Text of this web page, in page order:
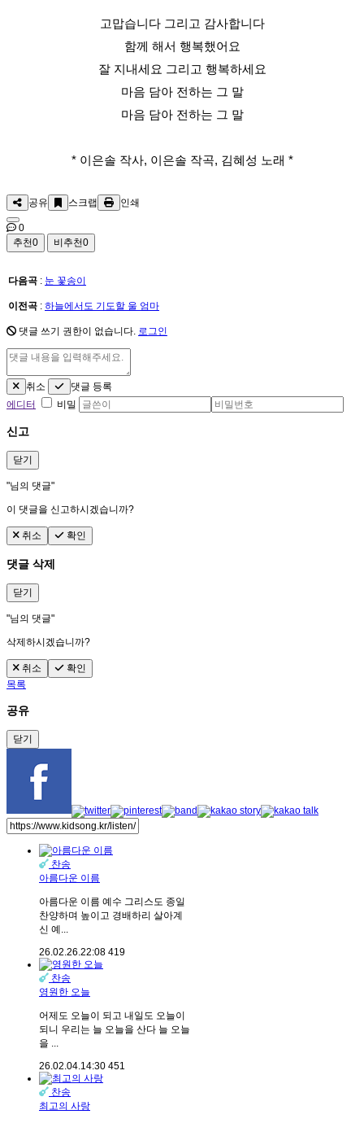
고맙습니다 그리고 감사합니다
함께 해서 행복했어요
잘 지내세요 그리고 행복하세요
마음 담아 전하는 그 말
마음 담아 전하는 그 말
* 이은솔 작사, 이은솔 작곡, 김혜성 노래 *
공유 스크랩 인쇄
0
추천0 비추천0
다음곡 : 눈 꽃송이
이전곡 : 하늘에서도 기도할 울 엄마
댓글 쓰기 권한이 없습니다. 로그인
취소
댓글 등록
에디터
비밀
신고
닫기
"님의 댓글"
이 댓글을 신고하시겠습니까?
취소 확인
댓글 삭제
닫기
"님의 댓글"
삭제하시겠습니까?
취소
확인
목록
공유
닫기
찬송
아름다운 이름
아름다운 이름 예수 그리스도 종일
찬양하며 높이고 경배하리 살아계
신 예...
26.02.26.22:08 419
찬송
영원한 오늘
어제도 오늘이 되고 내일도 오늘이
되니 우리는 늘 오늘을 산다 늘 오늘
을 ...
26.02.04.14:30 451
찬송
최고의 사랑